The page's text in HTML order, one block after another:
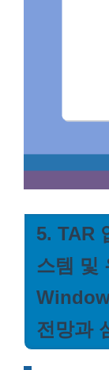
5. TAR
스템 및
전망과